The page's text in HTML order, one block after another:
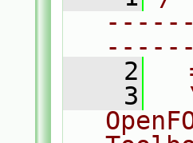
    2
    3